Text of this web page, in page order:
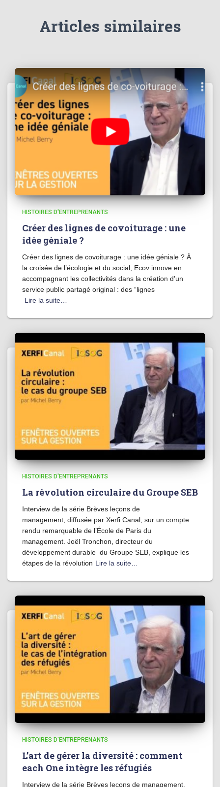
Articles similaires
HISTOIRES D'ENTREPRENANTS
Créer des lignes de covoiturage : une
idée géniale ?
Créer des lignes de covoiturage : une idée géniale ? À
la croisée de l’écologie et du social, Ecov innove en
accompagnant les collectivités dans la création d’un
service public partagé original : des “lignes
Lire la suite…
HISTOIRES D'ENTREPRENANTS
La révolution circulaire du Groupe SEB
Interview de la série Brèves leçons de
management, diffusée par Xerfi Canal, sur un compte
rendu remarquable de l’École de Paris du
management. Joël Tronchon, directeur du
développement durable du Groupe SEB, explique les
étapes de la révolution Lire la suite…
HISTOIRES D'ENTREPRENANTS
L’art de gérer la diversité : comment
each One intègre les réfugiés
Interview de la série Brèves leçons de management,